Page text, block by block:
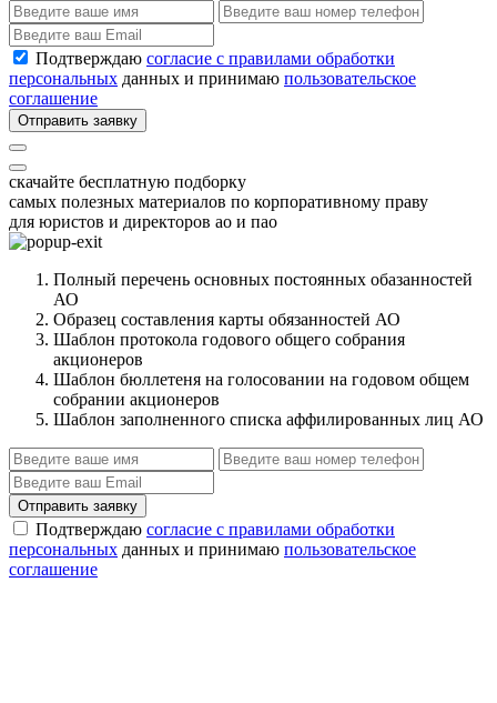
Подтверждаю согласие с правилами обработки
персональных данных и принимаю пользовательское
соглашение
Отправить заявку
скачайте бесплатную подборку
самых полезных материалов по корпоративному праву
для юристов и директоров ао и пао
Полный перечень основных постоянных обазанностей
АО
Образец составления карты обязанностей АО
Шаблон протокола годового общего собрания
акционеров
Шаблон бюллетеня на голосовании на годовом общем
собрании акционеров
Шаблон заполненного списка аффилированных лиц АО
Отправить заявку
Подтверждаю согласие с правилами обработки
персональных данных и принимаю пользовательское
соглашение